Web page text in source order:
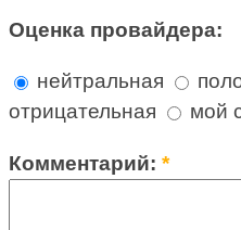
Оценка провайдера:
нейтральная
отрицательная
мой
Комментарий:*